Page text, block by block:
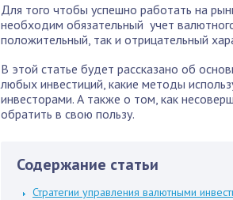
Для того чтобы успешно работать на
необходим обязательный учет
положительный, так и отрицательный
В этой статье будет рассказано об
любых инвестиций, какие методы
инвесторами. А также о том, как
обратить в свою пользу.
Содержание статьи
Стратегии управления валютными